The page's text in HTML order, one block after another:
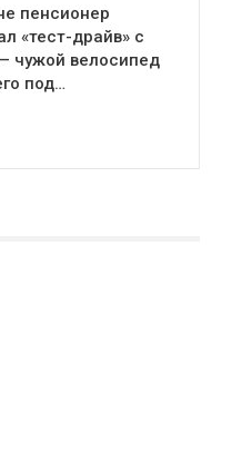
пенсионер
«тест-драйв» с
чужой велосипед
под…